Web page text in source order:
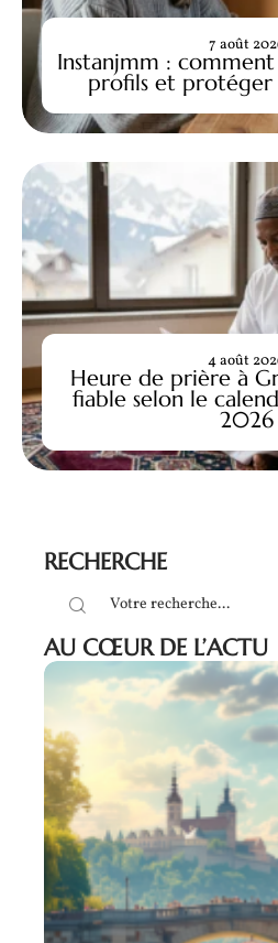
Instanjmm :
profils et
7 août
Heure de prière à
fiable selon le
2026
4 août
RECHERCHE
AU CŒUR DE L’ACTU